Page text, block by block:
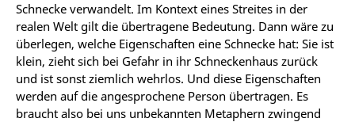
Schnecke verwandelt. Im Kontext eines Streites in der
realen Welt gilt die übertragene Bedeutung. Dann wäre zu
überlegen, welche Eigenschaften eine Schnecke hat: Sie ist
klein, zieht sich bei Gefahr in ihr Schneckenhaus zurück
und ist sonst ziemlich wehrlos. Und diese Eigenschaften
werden auf die angesprochene Person übertragen. Es
braucht also bei uns unbekannten Metaphern zwingend